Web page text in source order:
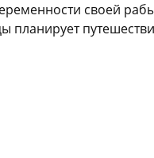
своей
планирует